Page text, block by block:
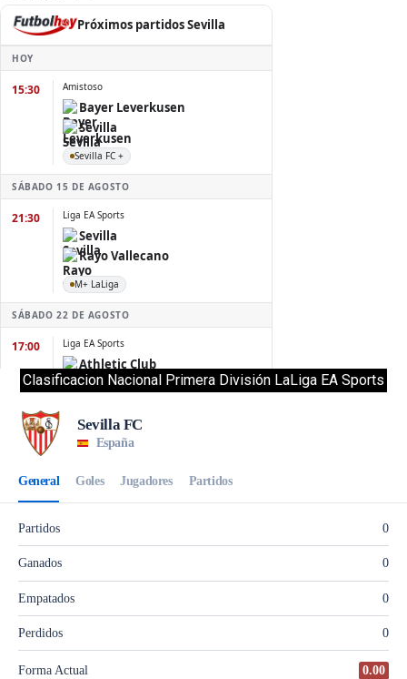
Clasificacion Nacional Primera División LaLiga EA Sports